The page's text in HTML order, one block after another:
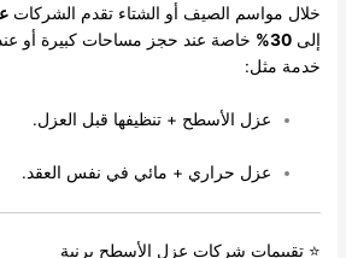
خلال مواسم الصيف أو الشتاء تقدم الشركات
إلى30%
خاصة عند حجز مساحات كبيرة أو
خدمة مثل:
عزل الأسطح + تنظيفها قبل العزل.
عزل حراري + مائي في نفس العقد.
⭐ تقييمات شركات عزل الأسطح برنية